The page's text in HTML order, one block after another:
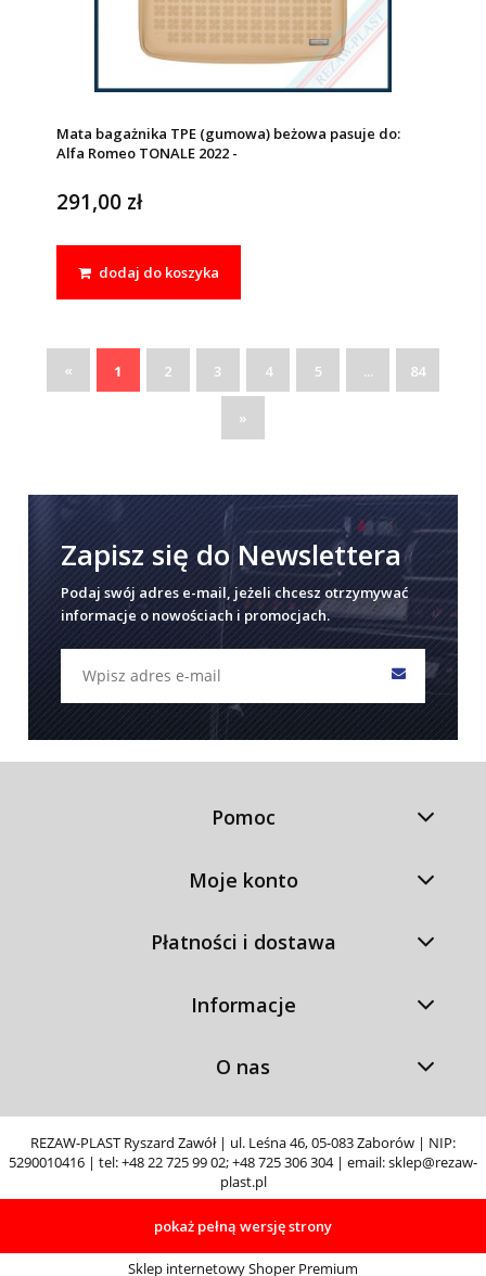
Mata bagażnika TPE (gumowa) beżowa pasuje do:
Alfa Romeo TONALE 2022 -
291,00 zł
dodaj do koszyka
« 1 2 3 4 5 ... 84
»
Zapisz się do Newslettera
Podaj swój adres e-mail, jeżeli chcesz otrzymywać
informacje o nowościach i promocjach.
Pomoc
Moje konto
Płatności i dostawa
Informacje
O nas
REZAW-PLAST Ryszard Zawół | ul. Leśna 46, 05-083 Zaborów | NIP:
5290010416 | tel:+48 22 725 99 02;+48 725 306 304| email:sklep@rezaw-
plast.pl
pokaż pełną wersję strony
Sklep internetowy Shoper Premium